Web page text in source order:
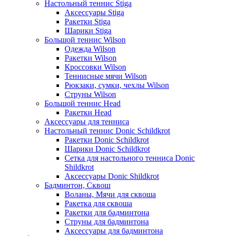
Настольный теннис Stiga
Аксессуары Stiga
Ракетки Stiga
Шарики Stiga
Большой теннис Wilson
Одежда Wilson
Ракетки Wilson
Кроссовки Wilson
Теннисные мячи Wilson
Рюкзаки, сумки, чехлы Wilson
Струны Wilson
Большой теннис Head
Ракетки Head
Аксессуары для тенниса
Настольный теннис Donic Schildkrot
Ракетки Donic Schildkrot
Шарики Donic Schildkrot
Сетка для настольного тенниса Donic
Shildkrot
Аксессуары Donic Shildkrot
Бадминтон, Сквош
Воланы, Мячи для сквоша
Ракетка для сквоша
Ракетки для бадминтона
Струны для бадминтона
Аксессуары для бадминтона